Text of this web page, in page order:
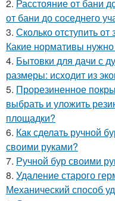
2. Расстояние от бани
от бани до соседнего
3. Сколько отступить
Какие нормативы
4. Бытовки для дачи с
размеры: исходит из
5. Прорезиненное
выбрать и уложить
площадки?
6. Как сделать ручной
своими руками?
7. Ручной бур своими
8. Удаление старого
Механический способ